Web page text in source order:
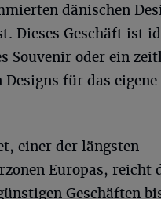
dänischen
Dieses Geschäft ist
Souvenir oder ein
Designs für das eigene
einer der längsten
Europas, reicht
Geschäften